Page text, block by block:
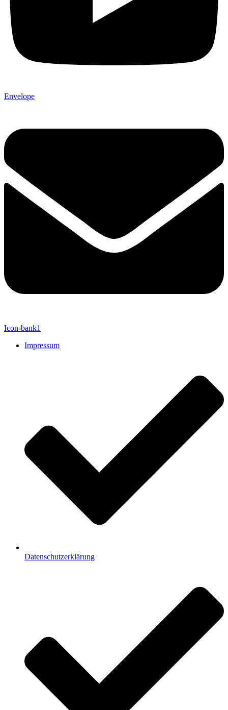
Envelope
Icon-bank1
Impressum
Datenschutzerklärung